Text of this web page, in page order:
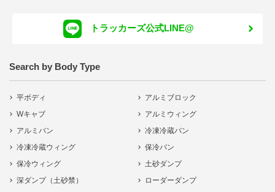
トラッカーズ公式LINE@
Search by Body Type
平ボディ
アルミブロック
Wキャブ
アルミウィング
アルミバン
冷凍冷蔵バン
冷凍冷蔵ウィング
保冷バン
保冷ウィング
土砂ダンプ
深ダンプ（土砂禁）
ローダーダンプ